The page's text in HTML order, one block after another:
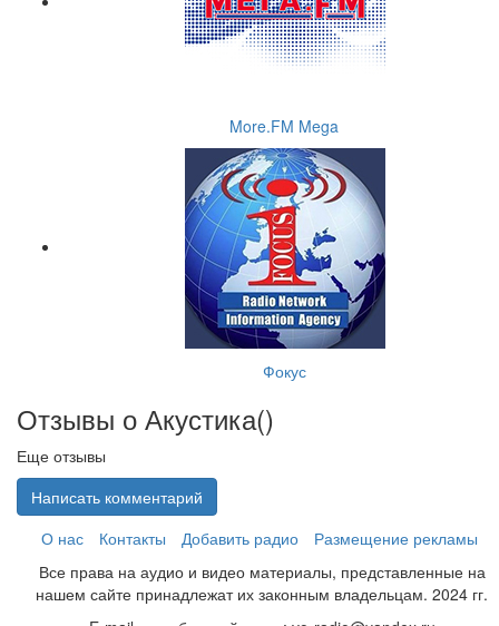
More.FM Mega
Фокус
Отзывы о Акустика()
Еще отзывы
Написать комментарий
О нас
Контакты Добавить радио
Размещение рекламы
Все права на аудио и видео материалы, представленные на
нашем сайте принадлежат их законным владельцам. 2024 гг.